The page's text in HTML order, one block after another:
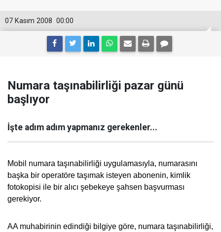
00:00
07 Kasım 2008
Numara taşınabilirliği pazar günü
başlıyor
İşte adım adım yapmanız gerekenler...
Mobil numara taşınabilirliği uygulamasıyla, numarasını
başka bir operatöre taşımak isteyen abonenin, kimlik
fotokopisi ile bir alıcı şebekeye şahsen başvurması
gerekiyor.
AA muhabirinin edindiği bilgiye göre, numara taşınabilirliği,